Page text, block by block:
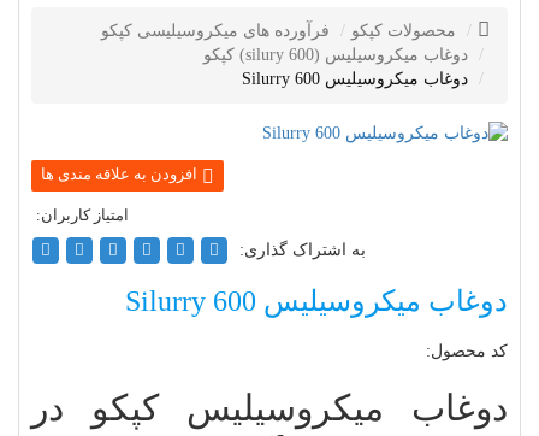
محصولات کپکو
فرآورده های میکروسیلیسی کپکو
دوغاب میکروسیلیس (silury 600) کپکو
دوغاب میکروسیلیس Silurry 600
به اشتراک گذاری:
دوغاب میکروسیلیس Silurry 600
کد محصول:
دوغاب میکروسیلیس کپکو در